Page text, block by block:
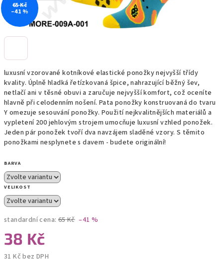
luxusní vzorované kotníkové elastické ponožky nejvyšší třídy
kvality. Úplně hladká řetízkovaná špice, nahrazující běžný šev,
netlačí ani v těsné obuvi a zaručuje nejvyšší komfort, což oceníte
hlavně při celodenním nošení. Pata ponožky konstruovaná do tvaru
Y omezuje sesouvání ponožky. Použití nejkvalitnějších materiálů a
vypletení 200 jehlovým strojem umocňuje luxusní vzhled ponožek.
Jeden pár ponožek tvoří dva navzájem sladěné vzory. S těmito
ponožkami nesplynete s davem - budete originální!
BARVA
VELIKOST
standardní cena: 65 Kč –41 %
38 Kč
31 Kč bez DPH
65 Kč
–41 %